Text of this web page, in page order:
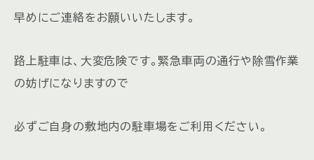
早めにご連絡をお願いいたします。
路上駐車は、大変危険です。緊急車両の通行や除雪作業
の妨げになりますので
必ずご自身の敷地内の駐車場をご利用ください。